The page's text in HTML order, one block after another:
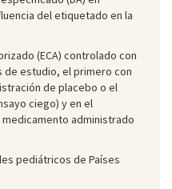
del etiquetado en la
(ECA) controlado con
de estudio, el primero con
de placebo o el
ciego) y en el
administrado
pediátricos de Países